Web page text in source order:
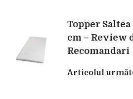
articole
Topper
cm – Review
Recomandari
Articolul